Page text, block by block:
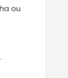
ou